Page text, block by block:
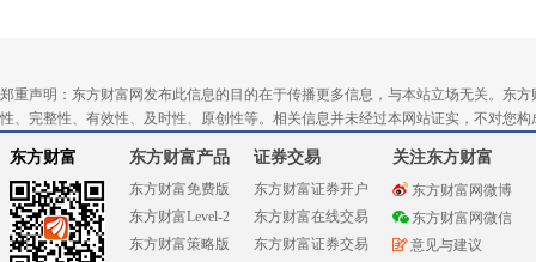
郑重声明：东方财富网发布此信息的目的在于传播更多信息，与本站立场无关。东
性、完整性、有效性、及时性、原创性等。相关信息并未经过本网站证实，不对您
东方财富 东方财富产品
东方财富免费版
东方财富Level-2
东方财富策略版
证券交易
东方财富证券开户
东方财富在线交易
东方财富证券交易
关注东方财富
东方财富网微博
东方财富网微信
意见与建议